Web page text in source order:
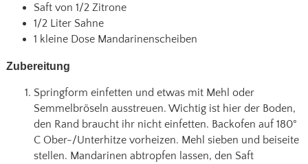
Saft von 1/2 Zitrone
1/2 Liter Sahne
1 kleine Dose Mandarinenscheiben
Zubereitung
Springform einfetten und etwas mit Mehl oder
Semmelbröseln ausstreuen. Wichtig ist hier der Boden,
den Rand braucht ihr nicht einfetten. Backofen auf 180°
C Ober-/Unterhitze vorheizen. Mehl sieben und beiseite
stellen. Mandarinen abtropfen lassen, den Saft